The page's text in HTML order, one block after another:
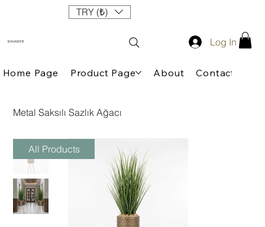
TRY (₺)
BONAVERTE Log In
Home Page Product Page About Contact
Metal Saksılı Sazlık Ağacı
All Products